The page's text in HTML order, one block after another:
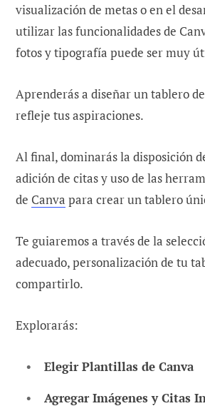
visualización de metas o en el
utilizar las funcionalidades de
fotos y tipografía puede ser muy
Aprenderás a diseñar un tablero
refleje tus aspiraciones.
Al final, dominarás la disposición
adición de citas y uso de las
de Canva para crear un tablero
Te guiaremos a través de la
adecuado, personalización de tu
compartirlo.
Explorarás:
Elegir Plantillas de Canva
Agregar Imágenes y Citas